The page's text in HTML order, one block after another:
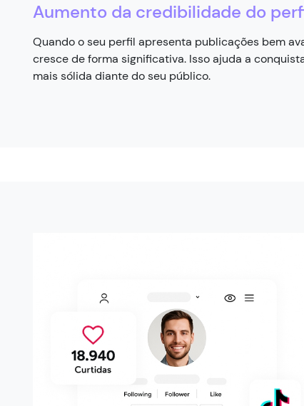
Aumento da credibilidade do
Quando o seu perfil apresenta publicações bem
cresce de forma significativa. Isso ajuda a
mais sólida diante do seu público.